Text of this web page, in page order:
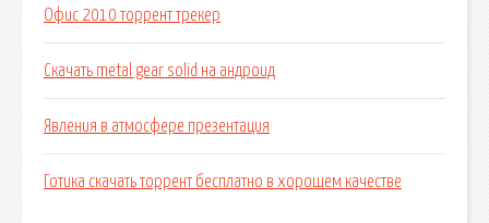
Офис 2010 торрент трекер
Скачать metal gear solid на андроид
Явления в атмосфере презентация
Готика скачать торрент бесплатно в хорошем качестве